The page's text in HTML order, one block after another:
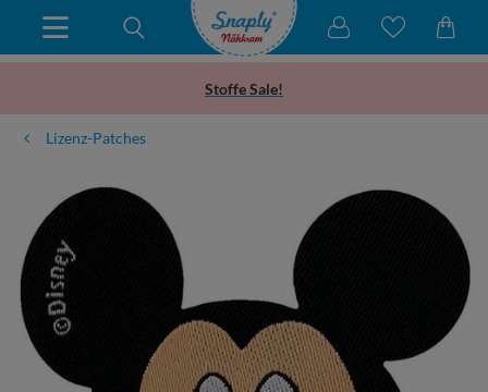
Stoffe Sale!
Lizenz-Patches